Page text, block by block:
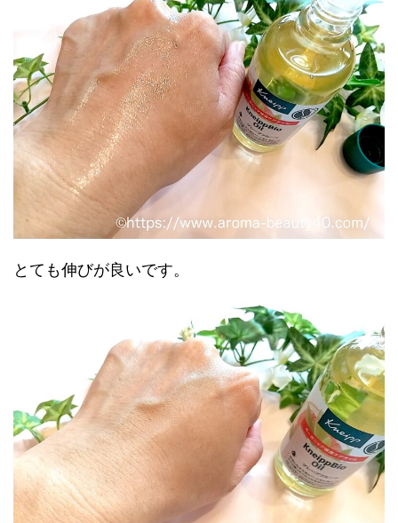
とても伸びが良いです。